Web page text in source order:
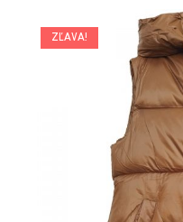
ZĽAVA!